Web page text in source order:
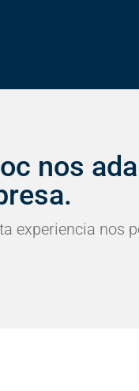
nos
experiencia nos